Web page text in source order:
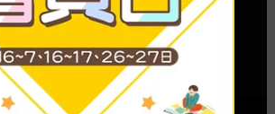
Play video